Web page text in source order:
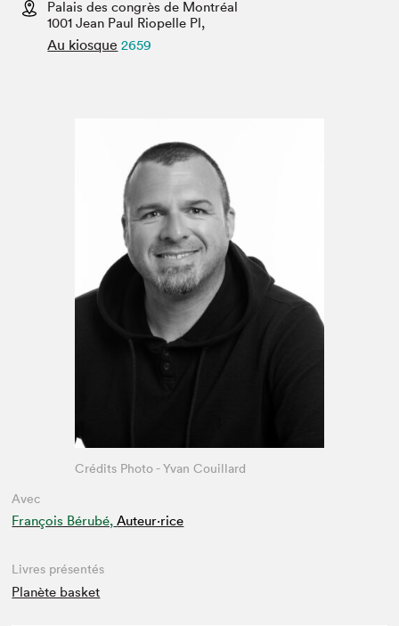
Espace médias
Palais des congrès de Montréal
1001 Jean Paul Riopelle Pl,
Au kiosque 2659
Avec
François Bérubé, Auteur·rice
Crédits Photo - Yvan Couillard
Livres présentés
Planète basket